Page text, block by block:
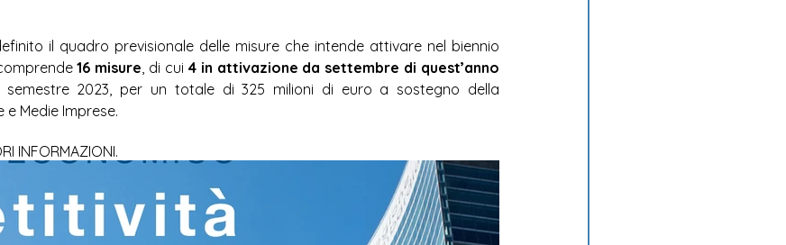
il quadro previsionale delle misure che intende attivare nel biennio
16 misure, di cui
2023, per un totale di 325 milioni di euro a sostegno della
Medie Imprese.
INFORMAZIONI.